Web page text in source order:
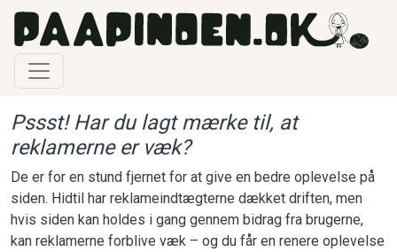
Gå til hovedindhold
Pssst! Har du lagt mærke til, at
reklamerne er væk?
De er for en stund fjernet for at give en bedre oplevelse på
siden. Hidtil har reklameindtægterne dækket driften, men
hvis siden kan holdes i gang gennem bidrag fra brugerne,
kan reklamerne forblive væk – og du får en renere oplevelse